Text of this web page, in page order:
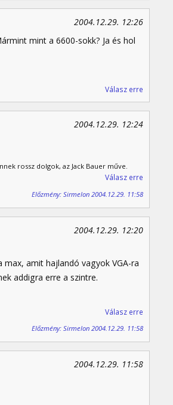
2004.12.29. 12:26
mint a 6600-sokk? Ja és hol
Válasz erre
2004.12.29. 12:24
rossz dolgok, az Jack Bauer műve.
Válasz erre
Előzmény: Sirmelon 2004.12.29. 11:58
2004.12.29. 12:20
max, amit hajlandó vagyok VGA-ra
addigra erre a szintre.
Válasz erre
Előzmény: Sirmelon 2004.12.29. 11:58
2004.12.29. 11:58